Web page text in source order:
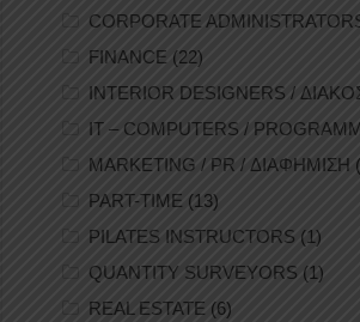
CORPORATE
FINANCE (22)
INTERIOR DESIGNERS /
IT – COMPUTERS /
MARKETING / PR / ΔΙΑΦΗΜΙΣΗ
PART-TIME (13)
PILATES INSTRUCTORS (1)
QUANTITY SURVEYORS (1)
REAL ESTATE (6)